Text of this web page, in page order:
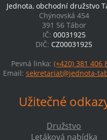
Jednota, obchodní družstvo
Chýnovská 454
391 56 Tábor
IČ: 00031925
DIČ: CZ00031925
Pevná linka: (+420) 381 406
Email: sekretariat@jednota-
Užitečné
Družstvo
Letáková nabídka